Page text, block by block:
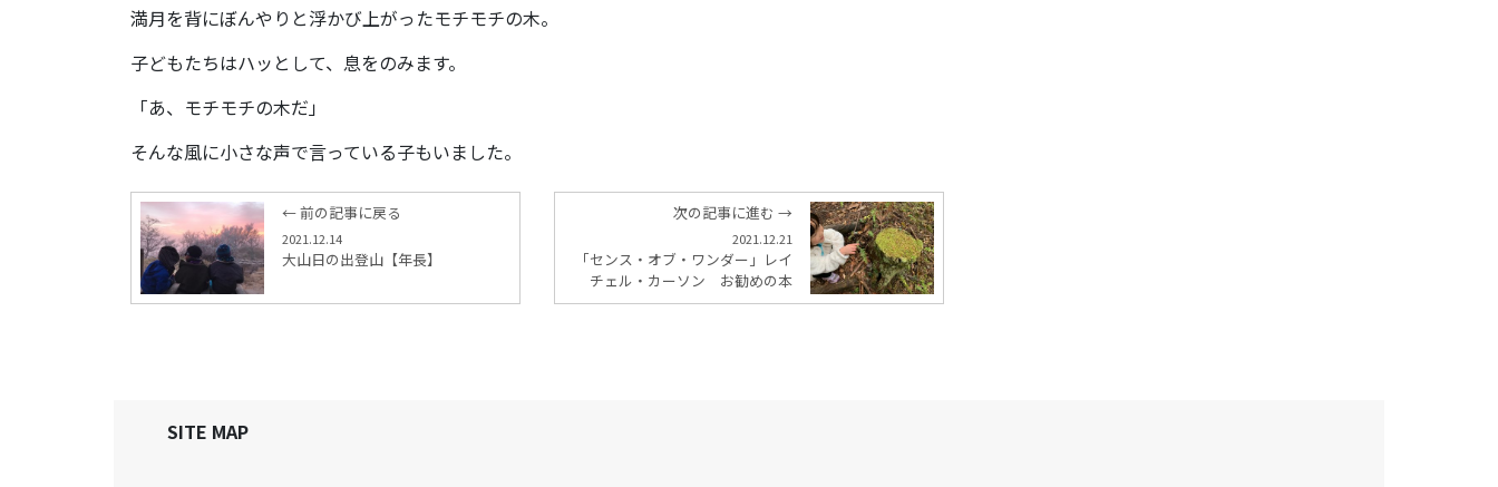
満月を背にぼんやりと浮かび上がったモチモチの木。
子どもたちはハッとして、息をのみます。
「あ、モチモチの木だ」
そんな風に小さな声で言っている子もいました。
← 前の記事に戻る
2021.12.14
大山日の出登山【年長】
次の記事に進む →
2021.12.21
「センス・オブ・ワンダー」レイ
チェル・カーソン お勧めの本
SITE MAP